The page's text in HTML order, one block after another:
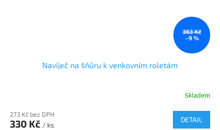
363 Kč
–9 %
Navíječ na šňůru k venkovním roletám
Skladem
273 Kč bez DPH
330 Kč / ks
DETAIL